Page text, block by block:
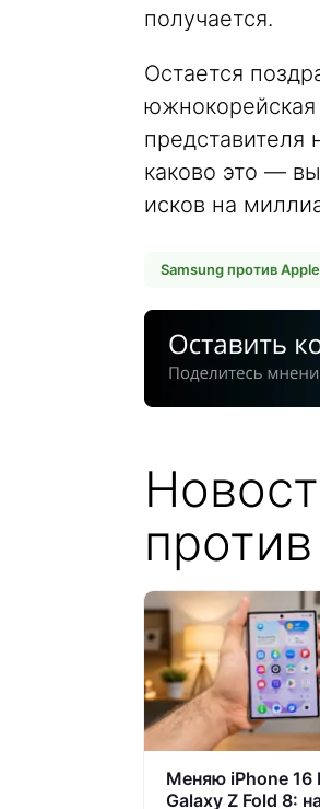
получается.
Остается
каково это —
исков на
Samsung против Apple
Меняю iPhone 16
Galaxy Z Fold 8: